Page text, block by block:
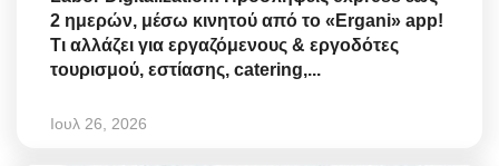
2 ημερών, μέσω κινητού από το «Ergani» app!
Τι αλλάζει για εργαζόμενους & εργοδότες
τουρισμού, εστίασης, catering,...
Ιουλ 26, 2026